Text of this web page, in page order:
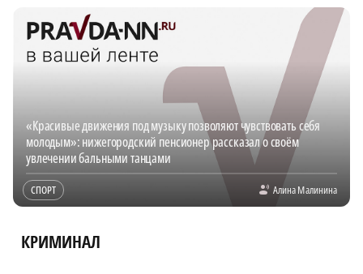
«Красивые движения под музыку позволяют чувствовать себя
молодым»: нижегородский пенсионер рассказал о своём
увлечении бальными танцами
СПОРТ Алина Малинина
КРИМИНАЛ